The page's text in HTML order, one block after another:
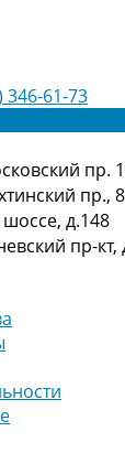
346-61-73
пр.
пр.,
д.148
пр-кт,